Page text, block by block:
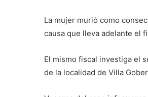
La mujer murió como
causa que lleva adelante el
El mismo fiscal investiga el
de la localidad de Villa